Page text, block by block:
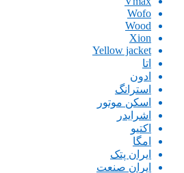
Wofo
Wood
Xion
Yellow jacket
اتا
ادون
استرانگ
اسکن موتور
اشرایدر
اکتیو
امگا
ایران پتک
ایران صنعت